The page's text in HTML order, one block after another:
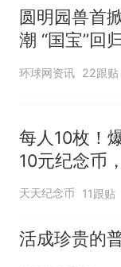
圆明园兽首
潮 “国宝”回
环球网资讯 22跟贴
每人10枚！
10元纪念币
上预约！跌疯
天天纪念币 11跟贴
活成珍贵的